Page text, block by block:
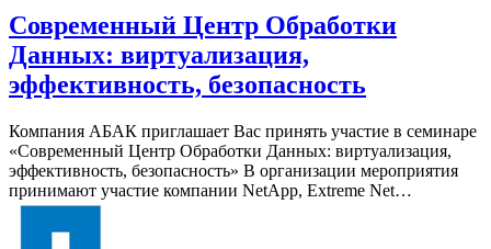
Современный Центр Обработки
Данных: виртуализация,
эффективность, безопасность
Компания АБАК приглашает Вас принять участие в семинаре
«Современный Центр Обработки Данных: виртуализация,
эффективность, безопасность» В организации мероприятия
принимают участие компании NetApp, Extreme Net…